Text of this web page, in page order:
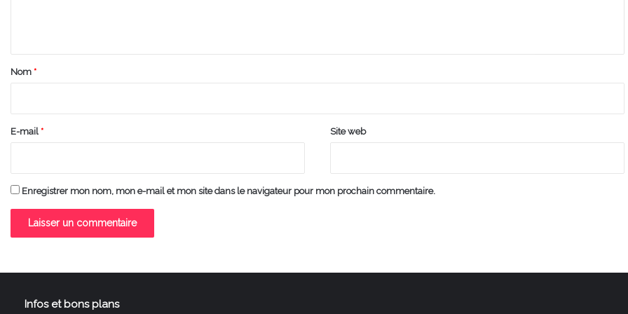
a
e
Nom *
E-mail * Site web
Enregistrer mon nom, mon e-mail et mon site dans le navigateur pour mon prochain commentaire.
Infos et bons plans